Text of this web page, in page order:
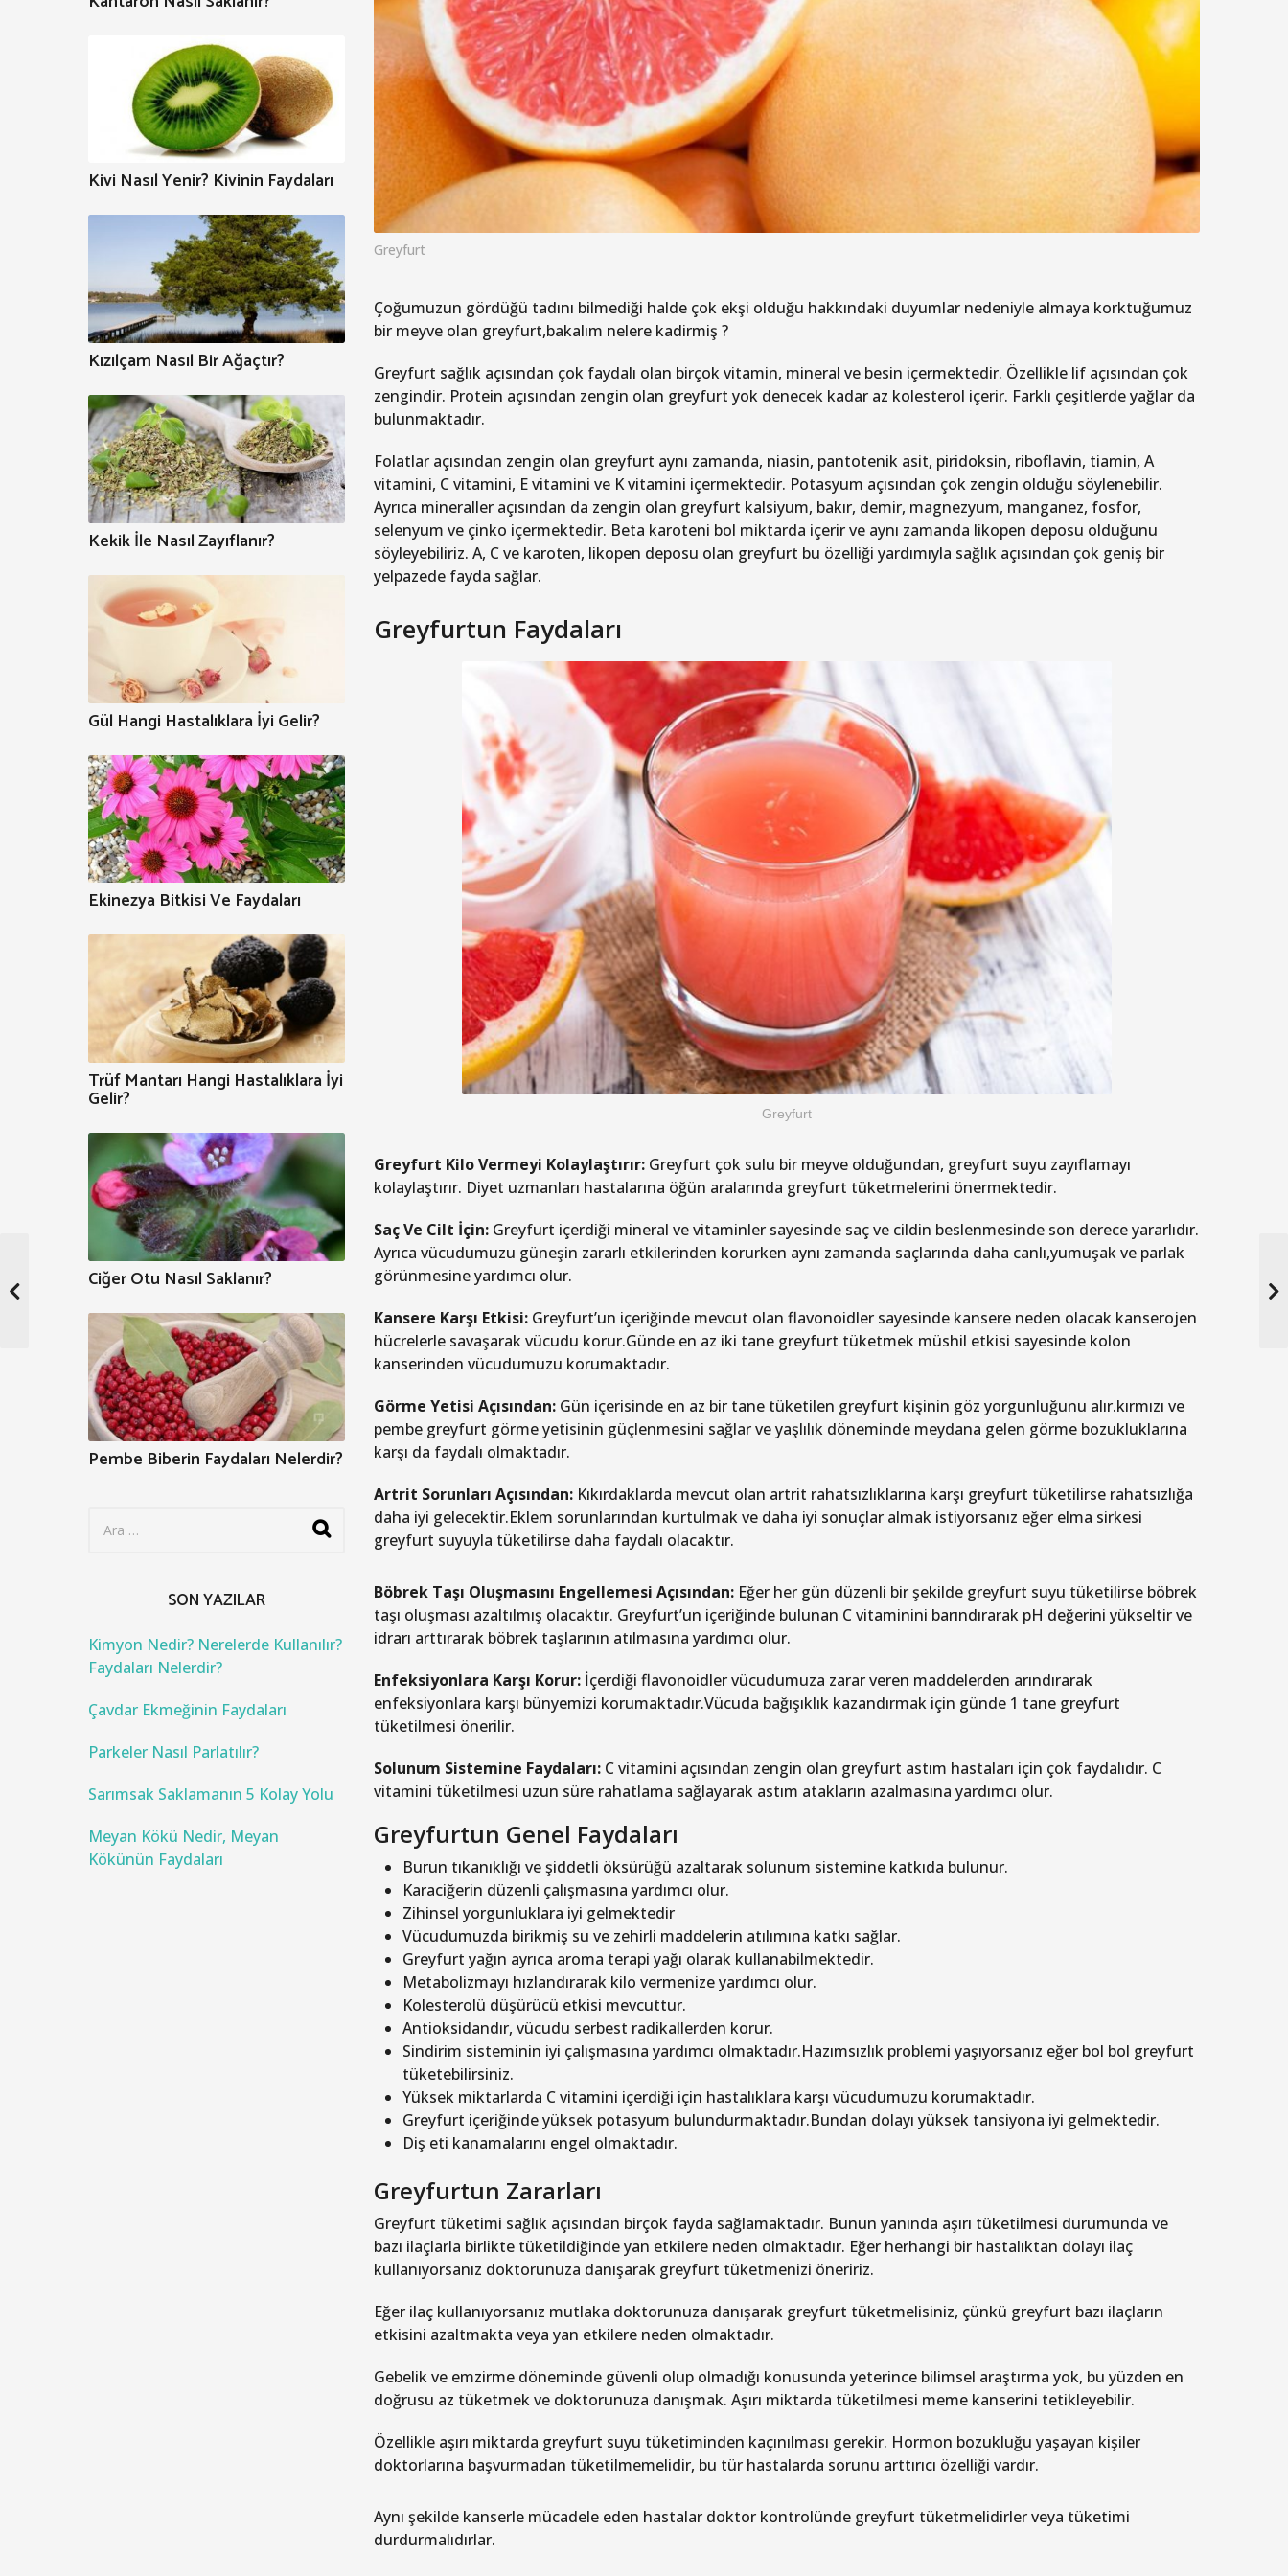
Greyfurt
Çoğumuzun gördüğü tadını bilmediği halde çok ekşi olduğu hakkındaki duyumlar nedeniyle almaya korktuğumuz
bir meyve olan greyfurt,bakalım nelere kadirmiş ?
Greyfurt sağlık açısından çok faydalı olan birçok vitamin, mineral ve besin içermektedir. Özellikle lif açısından çok
zengindir. Protein açısından zengin olan greyfurt yok denecek kadar az kolesterol içerir. Farklı çeşitlerde yağlar da
bulunmaktadır.
Folatlar açısından zengin olan greyfurt aynı zamanda, niasin, pantotenik asit, piridoksin, riboflavin, tiamin, A
vitamini, C vitamini, E vitamini ve K vitamini içermektedir. Potasyum açısından çok zengin olduğu söylenebilir.
Ayrıca mineraller açısından da zengin olan greyfurt kalsiyum, bakır, demir, magnezyum, manganez, fosfor,
selenyum ve çinko içermektedir. Beta karoteni bol miktarda içerir ve aynı zamanda likopen deposu olduğunu
söyleyebiliriz. A, C ve karoten, likopen deposu olan greyfurt bu özelliği yardımıyla sağlık açısından çok geniş bir
yelpazede fayda sağlar.
Greyfurtun Faydaları
Greyfurt
Greyfurt Kilo Vermeyi Kolaylaştırır:Greyfurt çok sulu bir meyve olduğundan, greyfurt suyu zayıflamayı
kolaylaştırır. Diyet uzmanları hastalarına öğün aralarında greyfurt tüketmelerini önermektedir.
Saç Ve Cilt İçin:Greyfurt içerdiği mineral ve vitaminler sayesinde saç ve cildin beslenmesinde son derece yararlıdır.
Ayrıca vücudumuzu güneşin zararlı etkilerinden korurken aynı zamanda saçlarında daha canlı,yumuşak ve parlak
görünmesine yardımcı olur.
Kansere Karşı Etkisi:Greyfurt’un içeriğinde mevcut olan flavonoidler sayesinde kansere neden olacak kanserojen
hücrelerle savaşarak vücudu korur.Günde en az iki tane greyfurt tüketmek müshil etkisi sayesinde kolon
kanserinden vücudumuzu korumaktadır.
Görme Yetisi Açısından:Gün içerisinde en az bir tane tüketilen greyfurt kişinin göz yorgunluğunu alır.kırmızı ve
pembe greyfurt görme yetisinin güçlenmesini sağlar ve yaşlılık döneminde meydana gelen görme bozukluklarına
karşı da faydalı olmaktadır.
Artrit Sorunları Açısından:Kıkırdaklarda mevcut olan artrit rahatsızlıklarına karşı greyfurt tüketilirse rahatsızlığa
daha iyi gelecektir.Eklem sorunlarından kurtulmak ve daha iyi sonuçlar almak istiyorsanız eğer elma sirkesi
greyfurt suyuyla tüketilirse daha faydalı olacaktır.
Böbrek Taşı Oluşmasını Engellemesi Açısından:Eğer her gün düzenli bir şekilde greyfurt suyu tüketilirse böbrek
taşı oluşması azaltılmış olacaktır. Greyfurt’un içeriğinde bulunan C vitaminini barındırarak pH değerini yükseltir ve
idrarı arttırarak böbrek taşlarının atılmasına yardımcı olur.
Enfeksiyonlara Karşı Korur:İçerdiği flavonoidler vücudumuza zarar veren maddelerden arındırarak
enfeksiyonlara karşı bünyemizi korumaktadır.Vücuda bağışıklık kazandırmak için günde 1 tane greyfurt
tüketilmesi önerilir.
Solunum Sistemine Faydaları: C vitamini açısından zengin olan greyfurt astım hastaları için çok faydalıdır. C
vitamini tüketilmesi uzun süre rahatlama sağlayarak astım atakların azalmasına yardımcı olur.
Greyfurtun Genel Faydaları
Burun tıkanıklığı ve şiddetli öksürüğü azaltarak solunum sistemine katkıda bulunur.
Karaciğerin düzenli çalışmasına yardımcı olur.
Zihinsel yorgunluklara iyi gelmektedir
Vücudumuzda birikmiş su ve zehirli maddelerin atılımına katkı sağlar.
Greyfurt yağın ayrıca aroma terapi yağı olarak kullanabilmektedir.
Metabolizmayı hızlandırarak kilo vermenize yardımcı olur.
Kolesterolü düşürücü etkisi mevcuttur.
Antioksidandır, vücudu serbest radikallerden korur.
Sindirim sisteminin iyi çalışmasına yardımcı olmaktadır.Hazımsızlık problemi yaşıyorsanız eğer bol bol greyfurt
tüketebilirsiniz.
Yüksek miktarlarda C vitamini içerdiği için hastalıklara karşı vücudumuzu korumaktadır.
Greyfurt içeriğinde yüksek potasyum bulundurmaktadır.Bundan dolayı yüksek tansiyona iyi gelmektedir.
Diş eti kanamalarını engel olmaktadır.
Greyfurtun Zararları
Greyfurt tüketimi sağlık açısından birçok fayda sağlamaktadır. Bunun yanında aşırı tüketilmesi durumunda ve
bazı ilaçlarla birlikte tüketildiğinde yan etkilere neden olmaktadır. Eğer herhangi bir hastalıktan dolayı ilaç
kullanıyorsanız doktorunuza danışarak greyfurt tüketmenizi öneririz.
Eğer ilaç kullanıyorsanız mutlaka doktorunuza danışarak greyfurt tüketmelisiniz, çünkü greyfurt bazı ilaçların
etkisini azaltmakta veya yan etkilere neden olmaktadır.
Gebelik ve emzirme döneminde güvenli olup olmadığı konusunda yeterince bilimsel araştırma yok, bu yüzden en
doğrusu az tüketmek ve doktorunuza danışmak. Aşırı miktarda tüketilmesi meme kanserini tetikleyebilir.
Özellikle aşırı miktarda greyfurt suyu tüketiminden kaçınılması gerekir. Hormon bozukluğu yaşayan kişiler
doktorlarına başvurmadan tüketilmemelidir, bu tür hastalarda sorunu arttırıcı özelliği vardır.
Aynı şekilde kanserle mücadele eden hastalar doktor kontrolünde greyfurt tüketmelidirler veya tüketimi
durdurmalıdırlar.
Kivi Nasıl Yenir? Kivinin Faydaları
Kızılçam Nasıl Bir Ağaçtır?
Kekik İle Nasıl Zayıflanır?
Gül Hangi Hastalıklara İyi Gelir?
Ekinezya Bitkisi Ve Faydaları
Trüf Mantarı Hangi Hastalıklara İyi
Gelir?
Ciğer Otu Nasıl Saklanır?
Pembe Biberin Faydaları Nelerdir?
o
r
SON YAZILAR
Kimyon Nedir? Nerelerde Kullanılır?
Faydaları Nelerdir?
Çavdar Ekmeğinin Faydaları
Parkeler Nasıl Parlatılır?
Sarımsak Saklamanın 5 Kolay Yolu
Meyan Kökü Nedir, Meyan
Kökünün Faydaları